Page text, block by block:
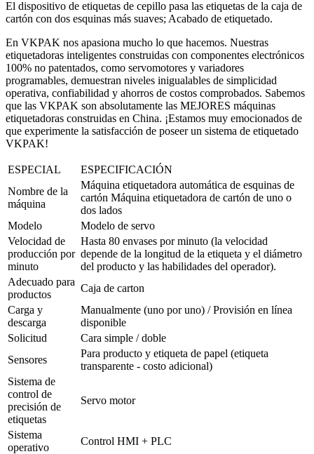
El dispositivo de etiquetas de cepillo pasa las etiquetas de la caja de
cartón con dos esquinas más suaves; Acabado de etiquetado.
En VKPAK nos apasiona mucho lo que hacemos. Nuestras
etiquetadoras inteligentes construidas con componentes electrónicos
100% no patentados, como servomotores y variadores
programables, demuestran niveles inigualables de simplicidad
operativa, confiabilidad y ahorros de costos comprobados. Sabemos
que las VKPAK son absolutamente las MEJORES máquinas
etiquetadoras construidas en China. ¡Estamos muy emocionados de
que experimente la satisfacción de poseer un sistema de etiquetado
VKPAK!
ESPECIAL
ESPECIFICACIÓN
Nombre de la
máquina
Máquina etiquetadora automática de esquinas de
cartón Máquina etiquetadora de cartón de uno o
dos lados
Modelo
Modelo de servo
Velocidad de
producción por
minuto
Hasta 80 envases por minuto (la velocidad
depende de la longitud de la etiqueta y el diámetro
del producto y las habilidades del operador).
Adecuado para
productos
Caja de carton
Carga y
descarga
Manualmente (uno por uno) / Provisión en línea
disponible
Solicitud
Cara simple / doble
Sensores
Para producto y etiqueta de papel (etiqueta
transparente - costo adicional)
Sistema de
control de
precisión de
etiquetas
Servo motor
Sistema
operativo
Control HMI + PLC